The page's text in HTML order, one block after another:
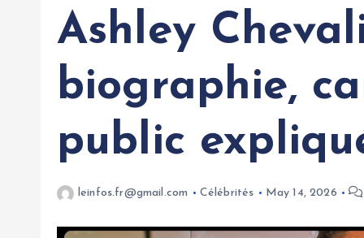
Ashley
biographie,
public
leinfos.fr@gmail.com Célébrités May 14, 2026